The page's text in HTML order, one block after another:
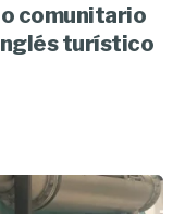
comunitario
turístico